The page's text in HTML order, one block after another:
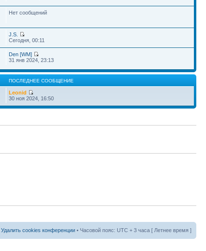
Нет сообщений
J.S.
Сегодня, 00:11
Den [WM]
31 янв 2024, 23:13
ПОСЛЕДНЕЕ СООБЩЕНИЕ
Leonid
30 ноя 2024, 16:50
Удалить cookies конференции • Часовой пояс: UTC + 3 часа [ Летнее время ]